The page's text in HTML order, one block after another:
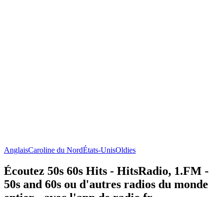
AnglaisCaroline du NordÉtats-UnisOldies
Écoutez 50s 60s Hits - HitsRadio, 1.FM -
50s and 60s ou d'autres radios du monde